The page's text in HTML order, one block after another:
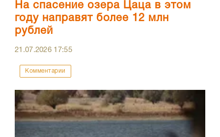
На спасение озера Цаца в этом
году направят более 12 млн
рублей
21.07.2026 17:55
Комментарии